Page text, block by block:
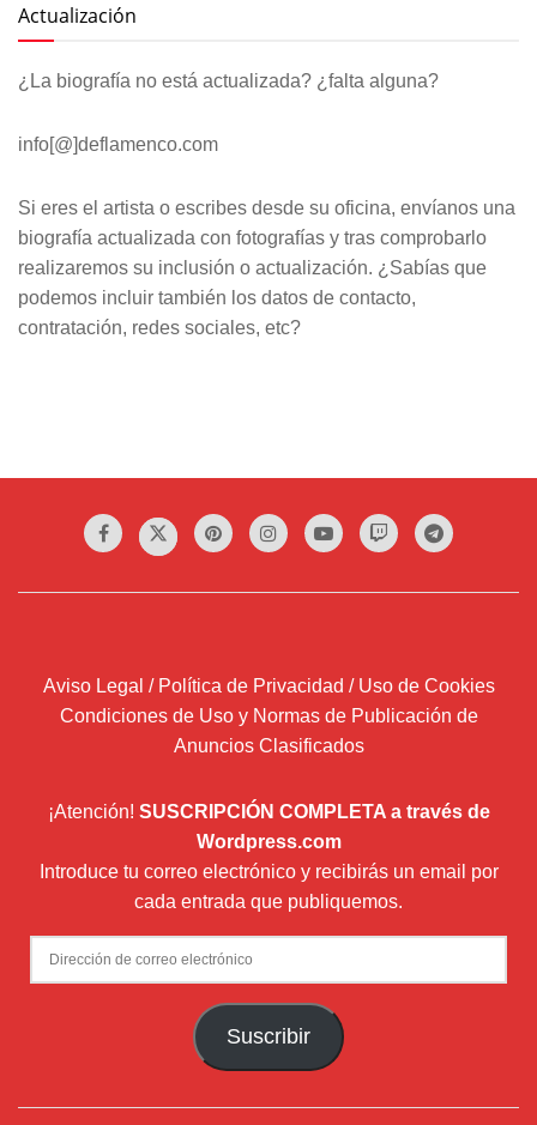
Actualización
¿La biografía no está actualizada? ¿falta alguna?
info[@]deflamenco.com
Si eres el artista o escribes desde su oficina, envíanos una
biografía actualizada con fotografías y tras comprobarlo
realizaremos su inclusión o actualización. ¿Sabías que
podemos incluir también los datos de contacto,
contratación, redes sociales, etc?
Aviso Legal / Política de Privacidad / Uso de Cookies
Condiciones de Uso y Normas de Publicación de
Anuncios Clasificados
¡Atención! SUSCRIPCIÓN COMPLETA a través de
Wordpress.com
Introduce tu correo electrónico y recibirás un email por
cada entrada que publiquemos.
Dirección
de
Suscribir